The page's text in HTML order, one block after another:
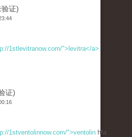
证)
1stlevitranow.com/">levitra</a>
证)
1stventolinnow.com/">ventolin hfa